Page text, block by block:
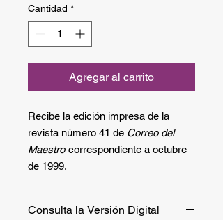
Cantidad *
Agregar al carrito
Recibe la edición impresa de la
revista número 41 de Correo del
Maestro correspondiente a octubre
de 1999.
Consulta la Versión Digital